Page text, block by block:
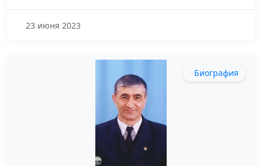
23 июня 2023
Биография